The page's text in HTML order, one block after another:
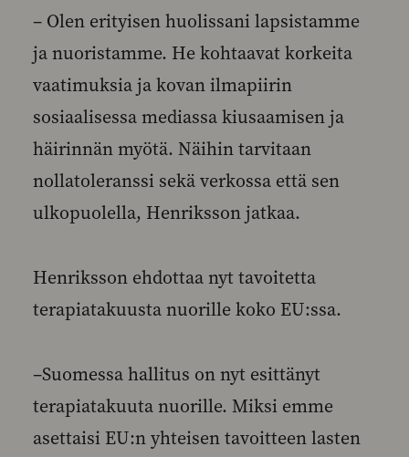
– Olen erityisen huolissani lapsistamme
ja nuoristamme. He kohtaavat korkeita
vaatimuksia ja kovan ilmapiirin
sosiaalisessa mediassa kiusaamisen ja
häirinnän myötä. Näihin tarvitaan
nollatoleranssi sekä verkossa että sen
ulkopuolella, Henriksson jatkaa.
Henriksson ehdottaa nyt tavoitetta
terapiatakuusta nuorille koko EU:ssa.
–Suomessa hallitus on nyt esittänyt
terapiatakuuta nuorille. Miksi emme
asettaisi EU:n yhteisen tavoitteen lasten